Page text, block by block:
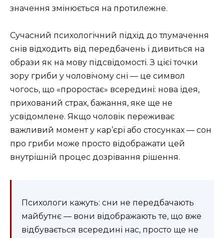
значення змінюється на протилежне.
Сучасний психологічний підхід до тлумачення
снів відходить від передбачень і дивиться на
образи як на мову підсвідомості. З цієї точки
зору гриби у чоловічому сні — це символ
чогось, що «проростає» всередині: нова ідея,
прихований страх, бажання, яке ще не
усвідомлене. Якщо чоловік переживає
важливий момент у кар’єрі або стосунках — сон
про гриби може просто відображати цей
внутрішній процес дозрівання рішення.
Психологи кажуть: сни не передбачають
майбутнє — вони відображають те, що вже
відбувається всередині нас, просто ще не